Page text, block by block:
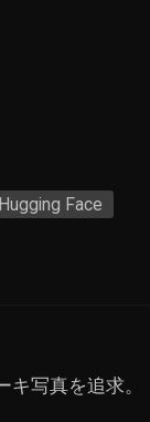
Hugging Face
写真を追求。